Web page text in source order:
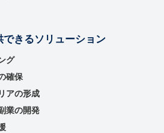
できるソリューション
グ
確保
アの形成
業の開発